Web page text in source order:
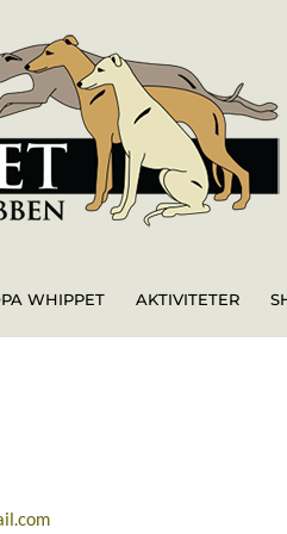
WHIPPET AKTIVITETER